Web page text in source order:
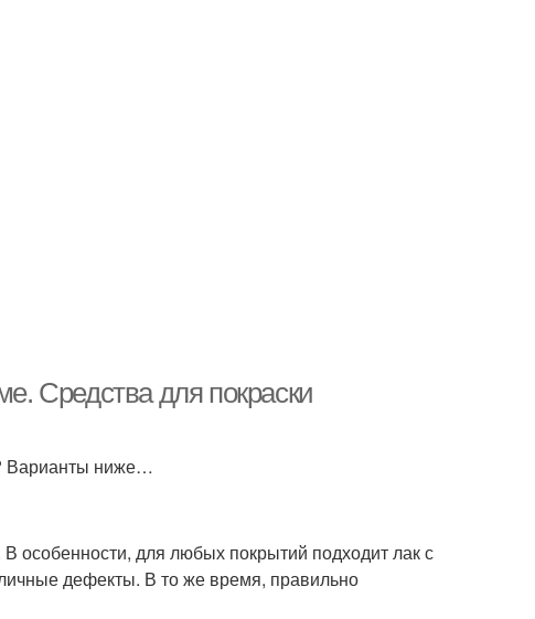
Средства для покраски
Варианты ниже…
особенности, для любых покрытий подходит лак с
дефекты. В то же время, правильно